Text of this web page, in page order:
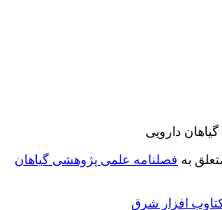
بهفصلنامه علمی پژوهشی گیاهان
افزار شرق